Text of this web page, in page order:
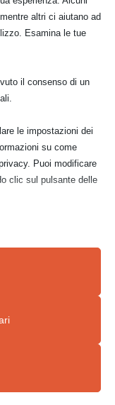
400,00
altri ci aiutano ad
Esamina le tue
il consenso di un
le impostazioni dei
su come
Puoi modificare
clic sul pulsante delle
di base e sono